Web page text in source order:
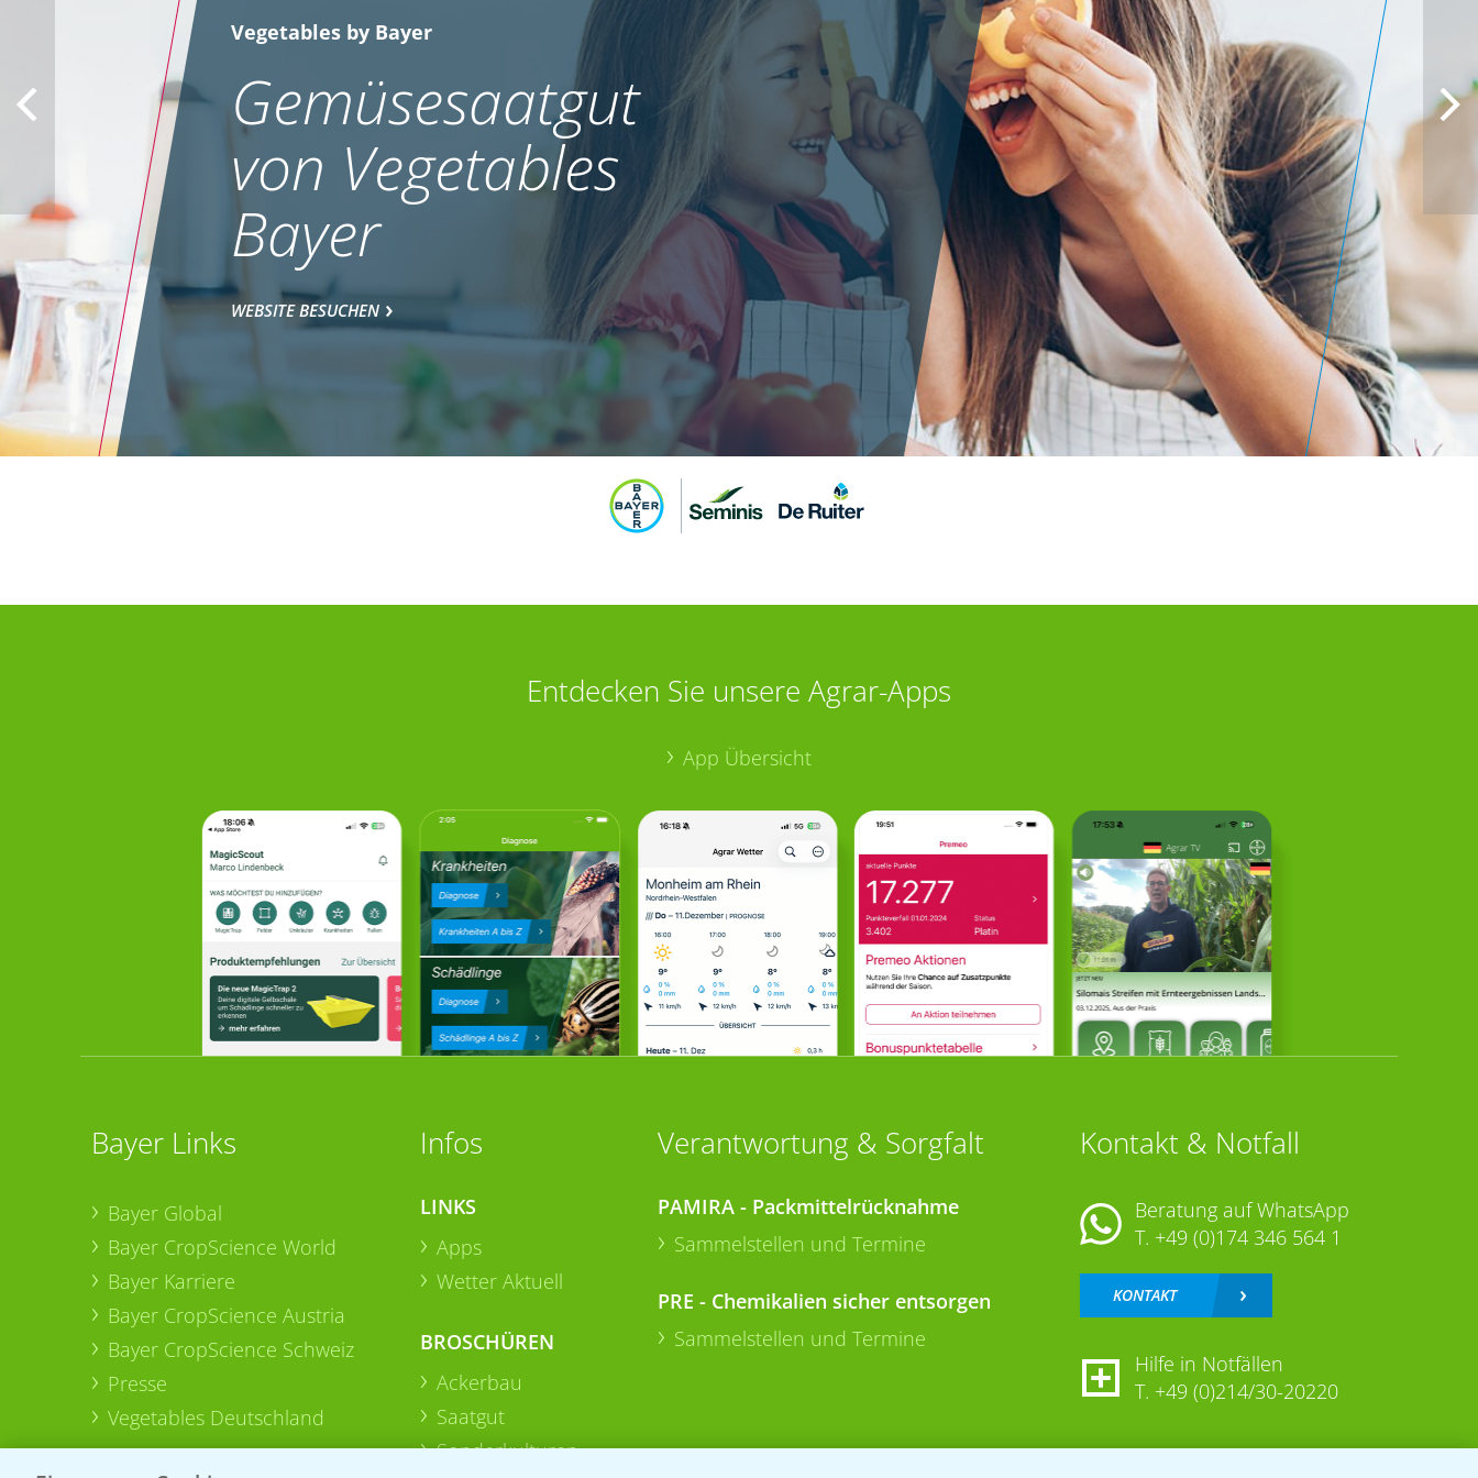
Vegetables by Bayer
Gemüsesaatgut
von Vegetables
Bayer
WEBSITE BESUCHEN
Entdecken Sie unsere Agrar-Apps
App Übersicht
Bayer Links
Bayer Global
Bayer CropScience World
Bayer Karriere
Bayer CropScience Austria
Bayer CropScience Schweiz
Presse
Vegetables Deutschland
Infos
LINKS
Apps
Wetter Aktuell
BROSCHÜREN
Ackerbau
Saatgut
Sonderkulturen
Verantwortung & Sorgfalt
PAMIRA - Packmittelrücknahme
Sammelstellen und Termine
PRE - Chemikalien sicher entsorgen
Sammelstellen und Termine
Kontakt & Notfall
Beratung auf WhatsApp
T. +49 (0)174 346 564 1
KONTAKT
Hilfe in Notfällen
T. +49 (0)214/30-20220